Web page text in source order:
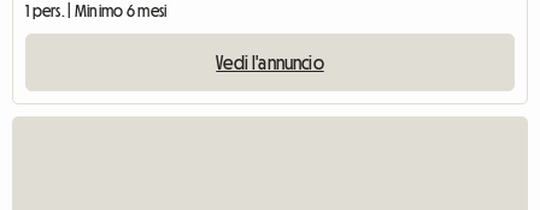
1 pers. | Minimo 6 mesi
Vedi l'annuncio